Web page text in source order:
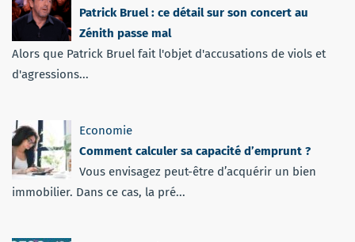
Patrick Bruel : ce détail sur son concert au
Zénith passe mal
Alors que Patrick Bruel fait l'objet d'accusations de viols et
d'agressions...
Economie
Comment calculer sa capacité d’emprunt ?
Vous envisagez peut-être d’acquérir un bien
immobilier. Dans ce cas, la pré...